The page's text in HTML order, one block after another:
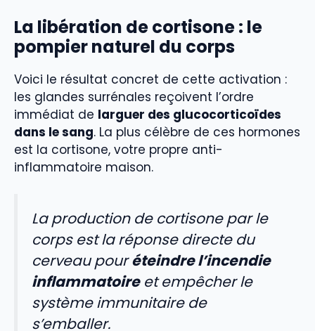
La libération de cortisone : le
pompier naturel du corps
Voici le résultat concret de cette activation :
les glandes surrénales reçoivent l’ordre
immédiat de larguer des glucocorticoïdes
dans le sang. La plus célèbre de ces hormones
est la cortisone, votre propre anti-
inflammatoire maison.
La production de cortisone par le
corps est la réponse directe du
cerveau pouréteindre l’incendie
inflammatoireet empêcher le
système immunitaire de
s’emballer.